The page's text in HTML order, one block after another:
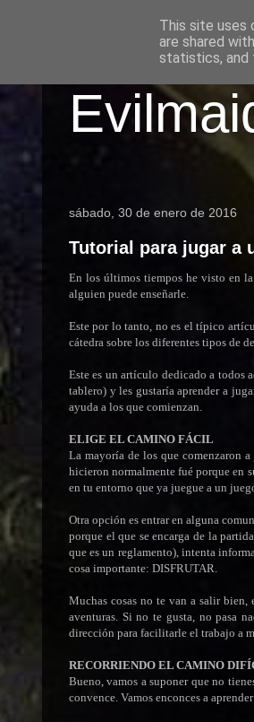
sábado, 30 de enero de 2016
Tutorial para jugar a
En los últimos tiempos he visto en
alguien puede enseñarle.
Este por lo tanto, no es el típico
cátedra sobre los diferentes tipos de
Este es un artículo dedicado a todos
tablero) y les gustaría aprender a
ayuda a los que comienzan.
ELIGE EL CAMINO FÁCIL
La mayoría de los que comenzaron
hicieron normalmente fué porque en
en tu entorno que ya juegue a un
Otra opción es entrar en alguna
porque el que se encarga de la
que es un reglamento), intenta
cosa importante: DISFRUTAR.
Muchas cosas no te van a salir
aventuras. Si no te gusta, no pasa
dirección para facilitarle el trabajo a
RECORRIENDO EL CAMINO
Bueno, vamos a suponer que no
convence. Vamos enconces a
This site uses
are shared
statistics, and